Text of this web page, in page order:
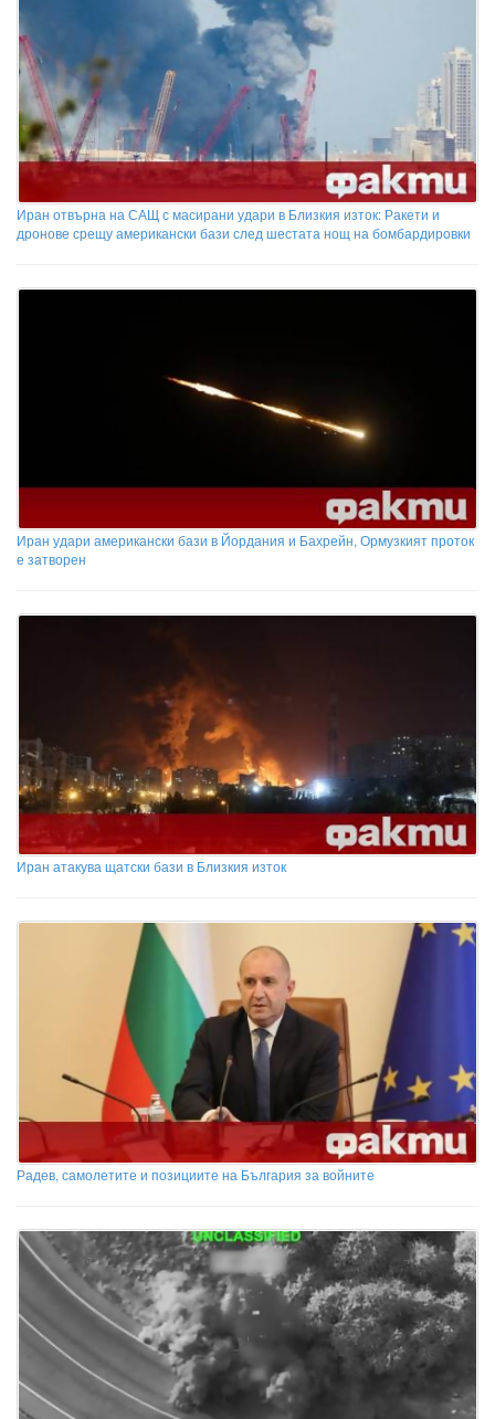
Иран отвърна на САЩ с масирани удари в Близкия изток: Ракети и
дронове срещу американски бази след шестата нощ на бомбардировки
Иран удари американски бази в Йордания и Бахрейн, Ормузкият проток
е затворен
Иран атакува щатски бази в Близкия изток
Радев, самолетите и позициите на България за войните